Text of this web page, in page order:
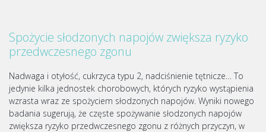
Spożycie słodzonych napojów zwiększa ryzyko
przedwczesnego zgonu
Nadwaga i otyłość, cukrzyca typu 2, nadciśnienie tętnicze… To
jedynie kilka jednostek chorobowych, których ryzyko wystąpienia
wzrasta wraz ze spożyciem słodzonych napojów. Wyniki nowego
badania sugerują, że częste spożywanie słodzonych napojów
zwiększa ryzyko przedwczesnego zgonu z różnych przyczyn, w